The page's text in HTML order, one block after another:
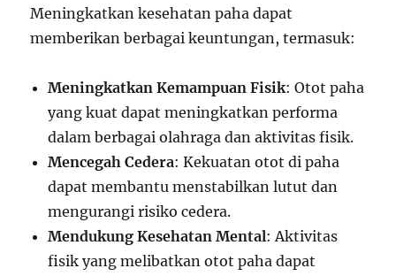
Meningkatkan kesehatan paha dapat
memberikan berbagai keuntungan, termasuk:
Meningkatkan Kemampuan Fisik: Otot paha
yang kuat dapat meningkatkan performa
dalam berbagai olahraga dan aktivitas fisik.
Mencegah Cedera: Kekuatan otot di paha
dapat membantu menstabilkan lutut dan
mengurangi risiko cedera.
Mendukung Kesehatan Mental: Aktivitas
fisik yang melibatkan otot paha dapat